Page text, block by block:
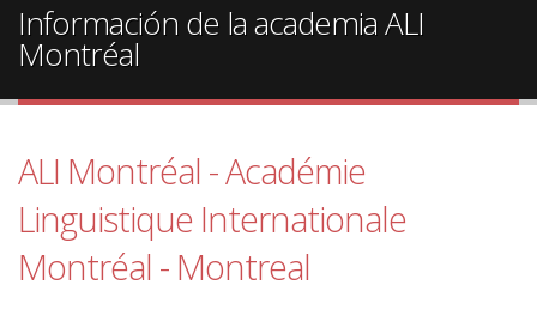
Información de la academia ALI
Montréal
ALI Montréal - Académie
Linguistique Internationale
Montréal - Montreal